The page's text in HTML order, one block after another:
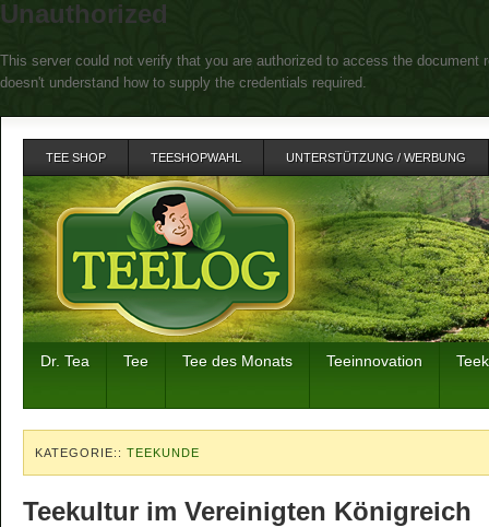
Unauthorized
This server could not verify that you are authorized to access the
doesn't understand how to supply the credentials required.
TEE SHOP TEESHOPWAHL UNTERSTÜTZUNG / WERBUNG
Dr. Tea Tee Tee des Monats Teeinnovation
KATEGORIE:: TEEKUNDE
Teekultur im Vereinigten Königreich